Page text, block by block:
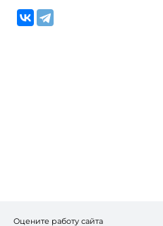
Оцените работу сайта